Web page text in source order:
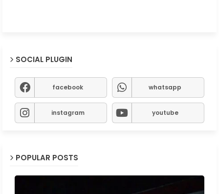
SOCIAL PLUGIN
facebook whatsapp
instagram youtube
POPULAR POSTS